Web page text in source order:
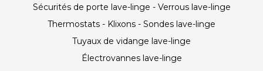
Sécurités de porte lave-linge - Verrous lave-linge
Thermostats - Klixons - Sondes lave-linge
Tuyaux de vidange lave-linge
Électrovannes lave-linge